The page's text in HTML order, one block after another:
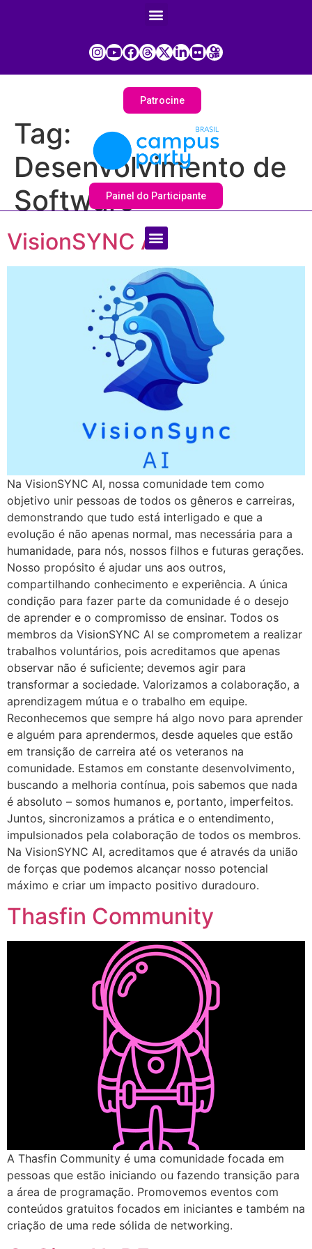
Patrocine
Painel do Participante
Tag:
Desenvolvimento de
Software
VisionSYNC AI
Na VisionSYNC AI, nossa comunidade tem como
objetivo unir pessoas de todos os gêneros e carreiras,
demonstrando que tudo está interligado e que a
evolução é não apenas normal, mas necessária para a
humanidade, para nós, nossos filhos e futuras gerações.
Nosso propósito é ajudar uns aos outros,
compartilhando conhecimento e experiência. A única
condição para fazer parte da comunidade é o desejo
de aprender e o compromisso de ensinar. Todos os
membros da VisionSYNC AI se comprometem a realizar
trabalhos voluntários, pois acreditamos que apenas
observar não é suficiente; devemos agir para
transformar a sociedade. Valorizamos a colaboração, a
aprendizagem mútua e o trabalho em equipe.
Reconhecemos que sempre há algo novo para aprender
e alguém para aprendermos, desde aqueles que estão
em transição de carreira até os veteranos na
comunidade. Estamos em constante desenvolvimento,
buscando a melhoria contínua, pois sabemos que nada
é absoluto – somos humanos e, portanto, imperfeitos.
Juntos, sincronizamos a prática e o entendimento,
impulsionados pela colaboração de todos os membros.
Na VisionSYNC AI, acreditamos que é através da união
de forças que podemos alcançar nosso potencial
máximo e criar um impacto positivo duradouro.
Thasfin Community
A Thasfin Community é uma comunidade focada em
pessoas que estão iniciando ou fazendo transição para
a área de programação. Promovemos eventos com
conteúdos gratuitos focados em iniciantes e também na
criação de uma rede sólida de networking.